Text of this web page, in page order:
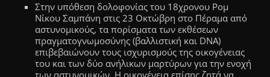
Στην υπόθεση δολοφονίας του 18χρονου Ρομ
Νίκου Σαμπάνη στις 23 Οκτώβρη στο Πέραμα από
αστυνομικούς, τα πορίσματα των εκθέσεων
πραγματογνωμοσύνης (βαλλιστική και DNA)
επιβεβαιώνουν τους ισχυρισμούς της οικογένειας
του και των δύο ανήλικων μαρτύρων για την ενοχή